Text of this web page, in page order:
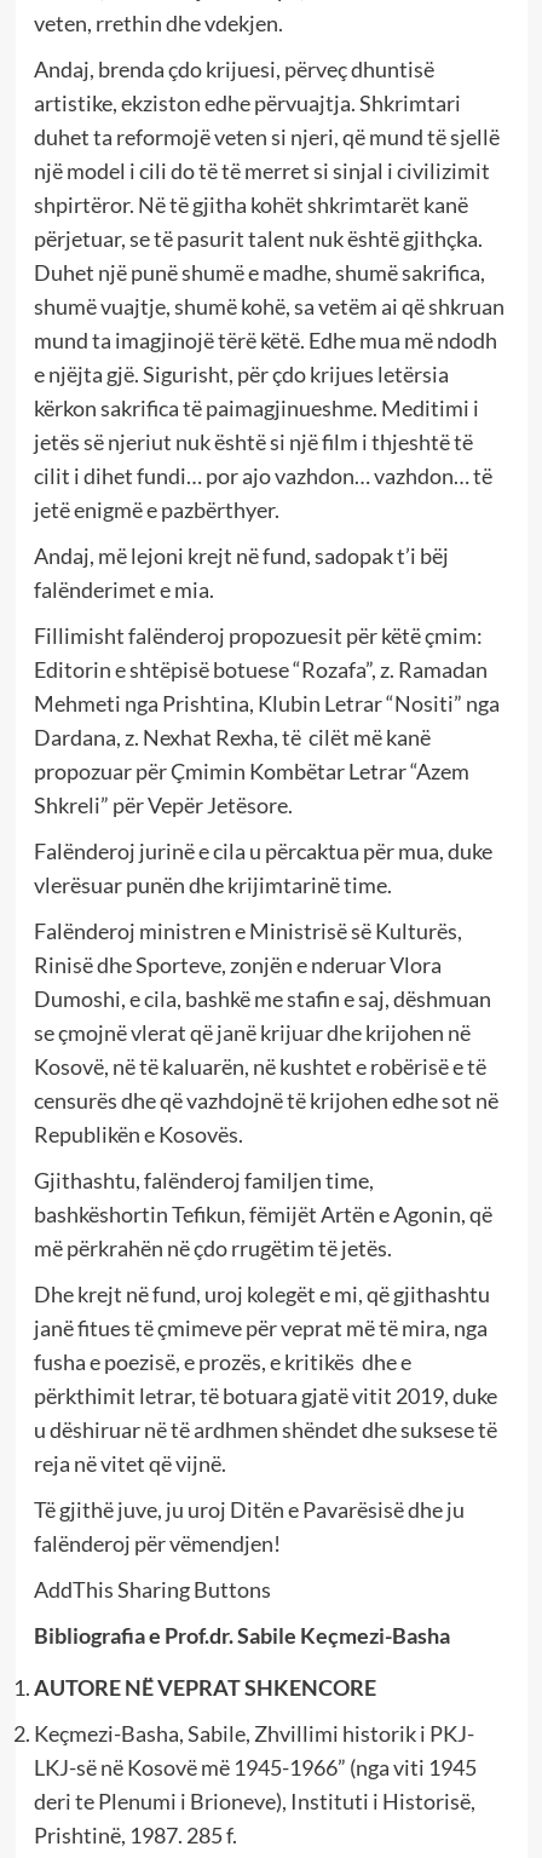
veten, rrethin dhe vdekjen.
Andaj, brenda çdo krijuesi, përveç dhuntisë
artistike, ekziston edhe përvuajtja. Shkrimtari
duhet ta reformojë veten si njeri, që mund të sjellë
një model i cili do të të merret si sinjal i civilizimit
shpirtëror. Në të gjitha kohët shkrimtarët kanë
përjetuar, se të pasurit talent nuk është gjithçka.
Duhet një punë shumë e madhe, shumë sakrifica,
shumë vuajtje, shumë kohë, sa vetëm ai që shkruan
mund ta imagjinojë tërë këtë. Edhe mua më ndodh
e njëjta gjë. Sigurisht, për çdo krijues letërsia
kërkon sakrifica të paimagjinueshme. Meditimi i
jetës së njeriut nuk është si një film i thjeshtë të
cilit i dihet fundi… por ajo vazhdon… vazhdon… të
jetë enigmë e pazbërthyer.
Andaj, më lejoni krejt në fund, sadopak t’i bëj
falënderimet e mia.
Fillimisht falënderoj propozuesit për këtë çmim:
Editorin e shtëpisë botuese “Rozafa”, z. Ramadan
Mehmeti nga Prishtina, Klubin Letrar “Nositi” nga
Dardana, z. Nexhat Rexha, të cilët më kanë
propozuar për Çmimin Kombëtar Letrar “Azem
Shkreli” për Vepër Jetësore.
Falënderoj jurinë e cila u përcaktua për mua, duke
vlerësuar punën dhe krijimtarinë time.
Falënderoj ministren e Ministrisë së Kulturës,
Rinisë dhe Sporteve, zonjën e nderuar Vlora
Dumoshi, e cila, bashkë me stafin e saj, dëshmuan
se çmojnë vlerat që janë krijuar dhe krijohen në
Kosovë, në të kaluarën, në kushtet e robërisë e të
censurës dhe që vazhdojnë të krijohen edhe sot në
Republikën e Kosovës.
Gjithashtu, falënderoj familjen time,
bashkëshortin Tefikun, fëmijët Artën e Agonin, që
më përkrahën në çdo rrugëtim të jetës.
Dhe krejt në fund, uroj kolegët e mi, që gjithashtu
janë fitues të çmimeve për veprat më të mira, nga
fusha e poezisë, e prozës, e kritikës dhe e
përkthimit letrar, të botuara gjatë vitit 2019, duke
u dëshiruar në të ardhmen shëndet dhe suksese të
reja në vitet që vijnë.
Të gjithë juve, ju uroj Ditën e Pavarësisë dhe ju
falënderoj për vëmendjen!
AddThis Sharing Buttons
Bibliografia e Prof.dr. Sabile Keçmezi-Basha
AUTORE NË VEPRAT SHKENCORE
Keçmezi-Basha, Sabile, Zhvillimi historik i PKJ-
LKJ-së në Kosovë më 1945-1966” (nga viti 1945
deri te Plenumi i Brioneve), Instituti i Historisë,
Prishtinë, 1987. 285 f.